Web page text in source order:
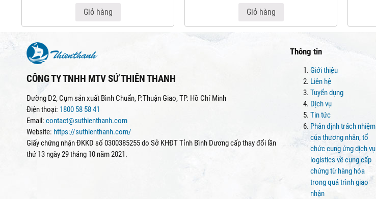
Giỏ hàng Giỏ hàng
CÔNG TY TNHH MTV SỨ THIÊN THANH
Đường D2, Cụm sản xuất Bình Chuẩn, P.Thuận Giao, TP. Hồ Chí Minh
Điện thoại: 1800 58 58 41
Email: contact@suthienthanh.com
Website: https://suthienthanh.com/
Giấy chứng nhận ĐKKD số 0300385255 do Sở KHĐT Tỉnh Bình Dương cấp thay đổi lần
thứ 13 ngày 29 tháng 10 năm 2021.
Thông tin
Giới thiệu
Liên hệ
Tuyển dụng
Dịch vụ
Tin tức
Phân định trách nhiệm
của thương nhân, tổ
chức cung ứng dịch vụ
logistics về cung cấp
chứng từ hàng hóa
trong quá trình giao
nhận